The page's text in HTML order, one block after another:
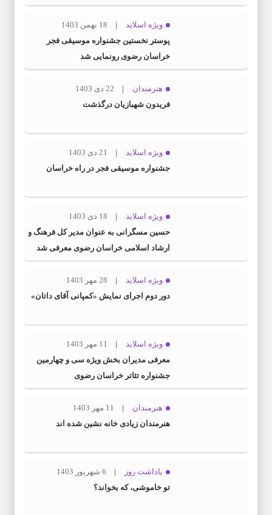
ویژه اسلاید
18 بهمن 1403
پوستر نخستین جشنواره موسیقی فجر
خراسان رضوی رونمایی شد
هنرمندان
22 دی 1403
فریدون شهبازیان درگذشت
ویژه اسلاید
21 دی 1403
جشنواره موسیقی فجر در راه خراسان
ویژه اسلاید
18 دی 1403
حسین مسگرانی به عنوان مدیر کل فرهنگ و
ارشاد اسلامی خراسان رضوی معرفی شد
ویژه اسلاید
28 مهر 1403
دور دوم اجرای نمایش «کمپانی آقای داتان»
ویژه اسلاید
11 مهر 1403
معرفی مدیران بخش ویژه سی و چهارمین
جشنواره تئاتر خراسان رضوی
هنرمندان
11 مهر 1403
هنرمندان زیادی خانه نشین شده اند
یاداشت روز
6 شهریور 1403
تو خاموشی، که بخواند؟